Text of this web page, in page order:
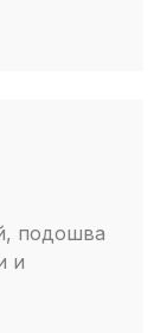
подошва
и